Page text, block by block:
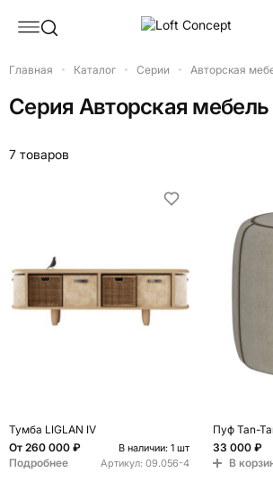
Главная Каталог Серии Авторская
Серия Авторская мебель
7 товаров
Тумба LIGLAN IV
От 260 000 ₽ В наличии: 1 шт
Подробнее Артикул: 09.056-4
Пуф Tan-
33 000 ₽
В